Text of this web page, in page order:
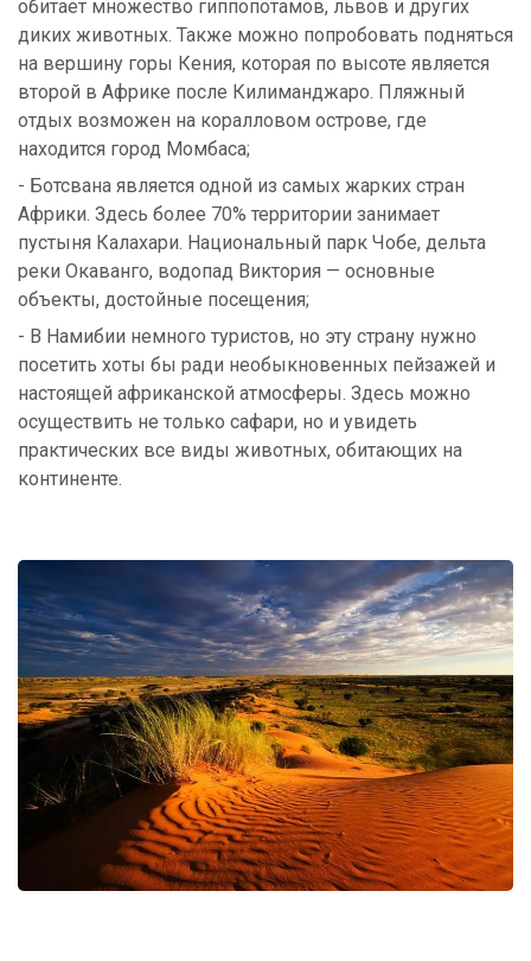
обитает множество гиппопотамов, львов и других
диких животных. Также можно попробовать подняться
на вершину горы Кения, которая по высоте является
второй в Африке после Килиманджаро. Пляжный
отдых возможен на коралловом острове, где
находится город Момбаса;
- Ботсвана является одной из самых жарких стран
Африки. Здесь более 70% территории занимает
пустыня Калахари. Национальный парк Чобе, дельта
реки Окаванго, водопад Виктория — основные
объекты, достойные посещения;
- В Намибии немного туристов, но эту страну нужно
посетить хоты бы ради необыкновенных пейзажей и
настоящей африканской атмосферы. Здесь можно
осуществить не только сафари, но и увидеть
практических все виды животных, обитающих на
континенте.